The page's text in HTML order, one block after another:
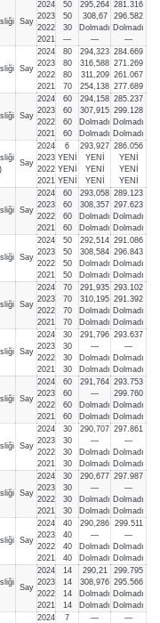
Say
2024
2023
2022
2021
50
50
30
—
295,264
308,67
Dolmadı
—
281.316
296.582
Dolmadı
—
Say
2024
2023
2022
2021
80
80
80
70
294,323
316,588
311,209
254,138
284.669
271.269
261.067
277.689
Say
2024
2023
2022
2021
60
60
60
60
294,158
307,915
Dolmadı
Dolmadı
285.237
299.128
Dolmadı
Dolmadı
Say
2024
2023
2022
2021
6
YENİ
YENİ
YENİ
293,927
YENİ
YENİ
YENİ
286.056
YENİ
YENİ
YENİ
Say
2024
2023
2022
2021
60
60
60
60
293,058
308,357
Dolmadı
Dolmadı
289.123
297.623
Dolmadı
Dolmadı
Say
2024
2023
2022
2021
50
50
50
50
292,514
308,584
Dolmadı
Dolmadı
291.086
296.843
Dolmadı
Dolmadı
Say
2024
2023
2022
2021
70
70
70
70
291,935
310,195
Dolmadı
Dolmadı
293.102
291.392
Dolmadı
Dolmadı
Say
2024
2023
2022
2021
30
30
30
30
291,796
—
Dolmadı
Dolmadı
293.637
—
Dolmadı
Dolmadı
Say
2024
2023
2022
2021
60
60
60
60
291,764
—
Dolmadı
Dolmadı
293.753
299.760
Dolmadı
Dolmadı
Say
2024
2023
2022
2021
30
30
30
30
290,707
—
Dolmadı
Dolmadı
297.861
—
Dolmadı
Dolmadı
Say
2024
2023
2022
2021
30
30
30
30
290,677
—
Dolmadı
Dolmadı
297.987
—
Dolmadı
Dolmadı
Say
2024
2023
2022
2021
40
40
40
40
290,286
—
Dolmadı
Dolmadı
299.511
—
Dolmadı
Dolmadı
Say
2024
2023
2022
2021
14
14
14
14
290,21
308,976
Dolmadı
Dolmadı
299.795
295.566
Dolmadı
Dolmadı
2024
7
—
—